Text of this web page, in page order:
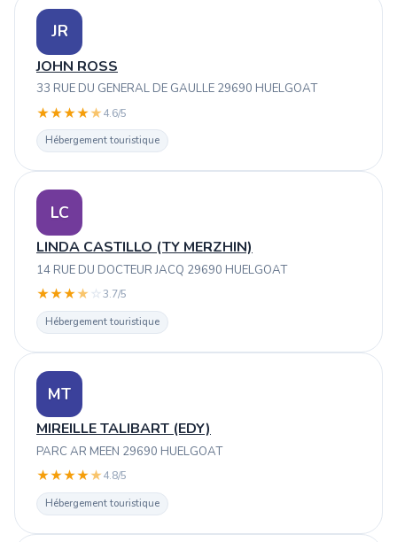
JR
JOHN ROSS
33 RUE DU GENERAL DE GAULLE 29690 HUELGOAT
★★★★★4.6/5
Hébergement touristique
LC
LINDA CASTILLO (TY MERZHIN)
14 RUE DU DOCTEUR JACQ 29690 HUELGOAT
★★★★ ☆3.7/5
Hébergement touristique
MT
MIREILLE TALIBART (EDY)
PARC AR MEEN 29690 HUELGOAT
★★★★★4.8/5
Hébergement touristique